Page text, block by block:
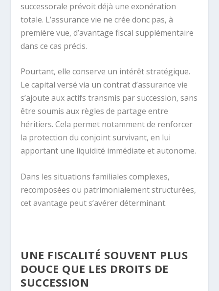
successorale prévoit déjà une exonération
totale. L’assurance vie ne crée donc pas, à
première vue, d’avantage fiscal supplémentaire
dans ce cas précis.
Pourtant, elle conserve un intérêt stratégique.
Le capital versé via un contrat d’assurance vie
s’ajoute aux actifs transmis par succession, sans
être soumis aux règles de partage entre
héritiers. Cela permet notamment de renforcer
la protection du conjoint survivant, en lui
apportant une liquidité immédiate et autonome.
Dans les situations familiales complexes,
recomposées ou patrimonialement structurées,
cet avantage peut s’avérer déterminant.
UNE FISCALITÉ SOUVENT PLUS
DOUCE QUE LES DROITS DE
SUCCESSION